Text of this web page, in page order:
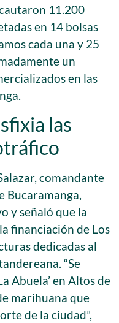
11.200
en 14 bolsas
cada una y 25
un
en las
las
comandante
Bucaramanga,
y señaló que la
financiación de Los
dedicadas al
“Se
Abuela’ en Altos de
marihuana que
de la ciudad”,